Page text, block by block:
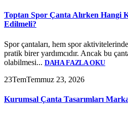
Toptan Spor Çanta Alırken Hangi
Edilmeli?
Spor çantaları, hem spor
pratik birer yardımcıdır. Ancak bu
olabilmesi... DAHA FAZLA OKU
23TemTemmuz 23, 2026
Kurumsal Çanta Tasarımları